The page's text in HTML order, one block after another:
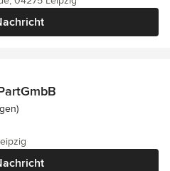
5 von 5 Sternen